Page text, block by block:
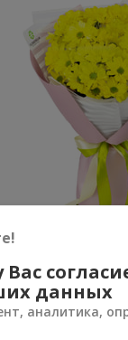
"Солнечный
грн
данных
аналитика,